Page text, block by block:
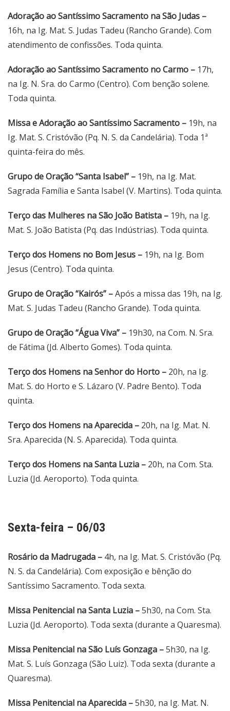
Adoração ao Santíssimo Sacramento na São Judas –
16h, na Ig. Mat. S. Judas Tadeu (Rancho Grande). Com
atendimento de confissões. Toda quinta.
Adoração ao Santíssimo Sacramento no Carmo – 17h,
na Ig. N. Sra. do Carmo (Centro). Com benção solene.
Toda quinta.
Missa e Adoração ao Santíssimo Sacramento – 19h, na
Ig. Mat. S. Cristóvão (Pq. N. S. da Candelária). Toda 1ª
quinta-feira do mês.
Grupo de Oração “Santa Isabel” – 19h, na Ig. Mat.
Sagrada Família e Santa Isabel (V. Martins). Toda quinta.
Terço das Mulheres na São João Batista – 19h, na Ig.
Mat. S. João Batista (Pq. das Indústrias). Toda quinta.
Terço dos Homens no Bom Jesus – 19h, na Ig. Bom
Jesus (Centro). Toda quinta.
Grupo de Oração “Kairós” –Após a missa das 19h, na Ig.
Mat. S. Judas Tadeu (Rancho Grande). Toda quinta.
Grupo de Oração “Água Viva” – 19h30, na Com. N. Sra.
de Fátima (Jd. Alberto Gomes). Toda quinta.
Terço dos Homens na Senhor do Horto – 20h, na Ig.
Mat. S. do Horto e S. Lázaro (V. Padre Bento). Toda
quinta.
Terço dos Homens na Aparecida – 20h, na Ig. Mat. N.
Sra. Aparecida (N. S. Aparecida). Toda quinta.
Terço dos Homens na Santa Luzia – 20h, na Com. Sta.
Luzia (Jd. Aeroporto). Toda quinta.
Sexta-feira – 06/03
Rosário da Madrugada – 4h, na Ig. Mat. S. Cristóvão (Pq.
N. S. da Candelária). Com exposição e bênção do
Santíssimo Sacramento. Toda sexta.
Missa Penitencial na Santa Luzia –5h30, na Com. Sta.
Luzia (Jd. Aeroporto). Toda sexta (durante a Quaresma).
Missa Penitencial na São Luís Gonzaga –5h30, na Ig.
Mat. S. Luís Gonzaga (São Luiz). Toda sexta (durante a
Quaresma).
Missa Penitencial na Aparecida –5h30, na Ig. Mat. N.